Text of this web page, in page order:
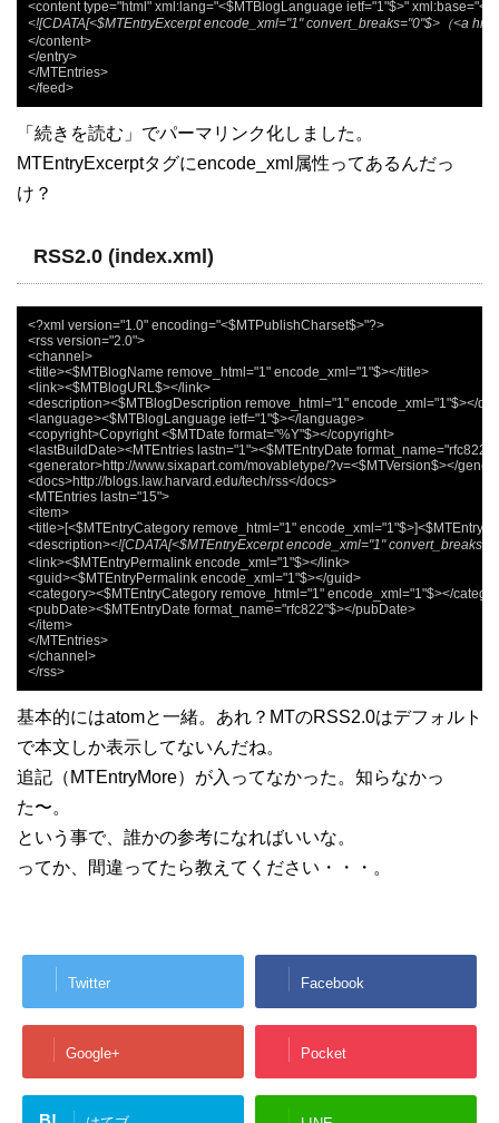
<![CDATA[<$MTEntryExcerpt encode_xml="1" convert_breaks="0"$>（<a
</content>
</entry>
</MTEntries>
</feed>
「続きを読む」でパーマリンク化しました。
MTEntryExcerptタグにencode_xml属性ってあるんだっ
け？
RSS2.0 (index.xml)
<?xml version="1.0" encoding="<$MTPublishCharset$>"?>
<rss version="2.0">
<channel>
<title><$MTBlogName remove_html="1" encode_xml="1"$></title>
<link><$MTBlogURL$></link>
<description><$MTBlogDescription remove_html="1" encode_xml="1"$></
<language><$MTBlogLanguage ietf="1"$></language>
<copyright>Copyright <$MTDate format="%Y"$></copyright>
<lastBuildDate><MTEntries lastn="1"><$MTEntryDate
<generator>http://www.sixapart.com/movabletype/?v=<$MTVersion$></
<docs>http://blogs.law.harvard.edu/tech/rss</docs>
<MTEntries lastn="15">
<item>
<title>[<$MTEntryCategory remove_html="1"
<description><![CDATA[<$MTEntryExcerpt encode_xml="1"
<link><$MTEntryPermalink encode_xml="1"$></link>
<guid><$MTEntryPermalink encode_xml="1"$></guid>
<category><$MTEntryCategory remove_html="1" encode_xml="1"$></
<pubDate><$MTEntryDate format_name="rfc822"$></pubDate>
</item>
</MTEntries>
</channel>
</rss>
基本的にはatomと一緒。あれ？MTのRSS2.0はデフォルト
で本文しか表示してないんだね。
追記（MTEntryMore）が入ってなかった。知らなかっ
た〜。
という事で、誰かの参考になればいいな。
ってか、間違ってたら教えてください・・・。
Twitter Facebook
Google+ Pocket